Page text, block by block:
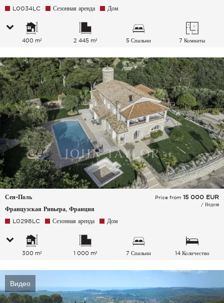
L0034LC Сезонная аренда Дом
400 m² 2 445 m² 5 Спальни 7 Комнаты
Сен-Поль
Французская Ривьера, Франция
Price from 15 000 EUR
/ Неделя
L0298LC Сезонная аренда Дом
300 m² 1 000 m² 7 Спальни
14 Количество
Видео